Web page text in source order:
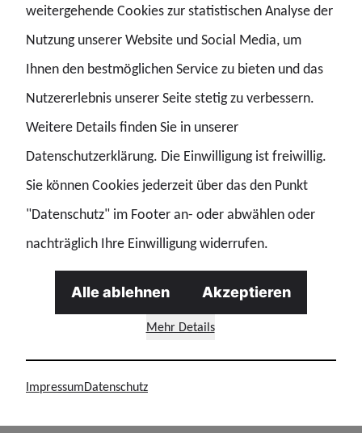
Anbei einige Impressionen der Standgespräche mit
Gästen und dem Kongressgeschehen, darunter Andreas
Schmenkel-Backhoff, Inspekteur der
Bereitschaftspolizeien der Länder), Hessens Ex-
Innenminister Peter Beuth, Dr. Lars Gerdes
,stellvertretender Frontex-Exekutivdirektor und Münsters
Polizeipräsidentin Alexandra Dorndorf.
Chefinnen und Chefs der Länderinnenressorts
willkommen: Joachim Herrmann (Bayern), Eva Högl
weitergehende Cookies zur statistischen Analyse der
Nutzung unserer Website und Social Media, um
Ihnen den bestmöglichen Service zu bieten und das
Nutzererlebnis unserer Seite stetig zu verbessern.
Weitere Details finden Sie in unserer
Datenschutzerklärung. Die Einwilligung ist freiwillig.
Sie können Cookies jederzeit über das den Punkt
"Datenschutz" im Footer an- oder abwählen oder
nachträglich Ihre Einwilligung widerrufen.
Mehr Details
Alle ablehnen Akzeptieren
ImpressumDatenschutz